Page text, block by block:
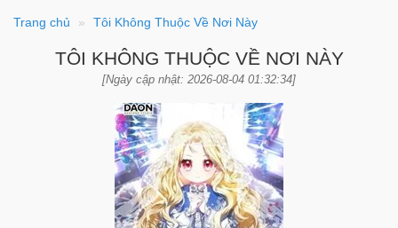
Trang chủ Tôi Không Thuộc Về Nơi Này
TÔI KHÔNG THUỘC VỀ NƠI NÀY
[Ngày cập nhật: 2026-08-04 01:32:34]